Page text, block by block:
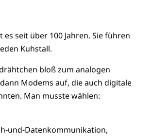
seit über 100 Jahren. Sie führen
Kuhstall.
bloß zum analogen
Modems auf, die auch digitale
Man musste wählen:
und-Datenkommunikation,